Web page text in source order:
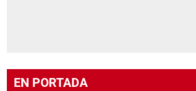
EN PORTADA